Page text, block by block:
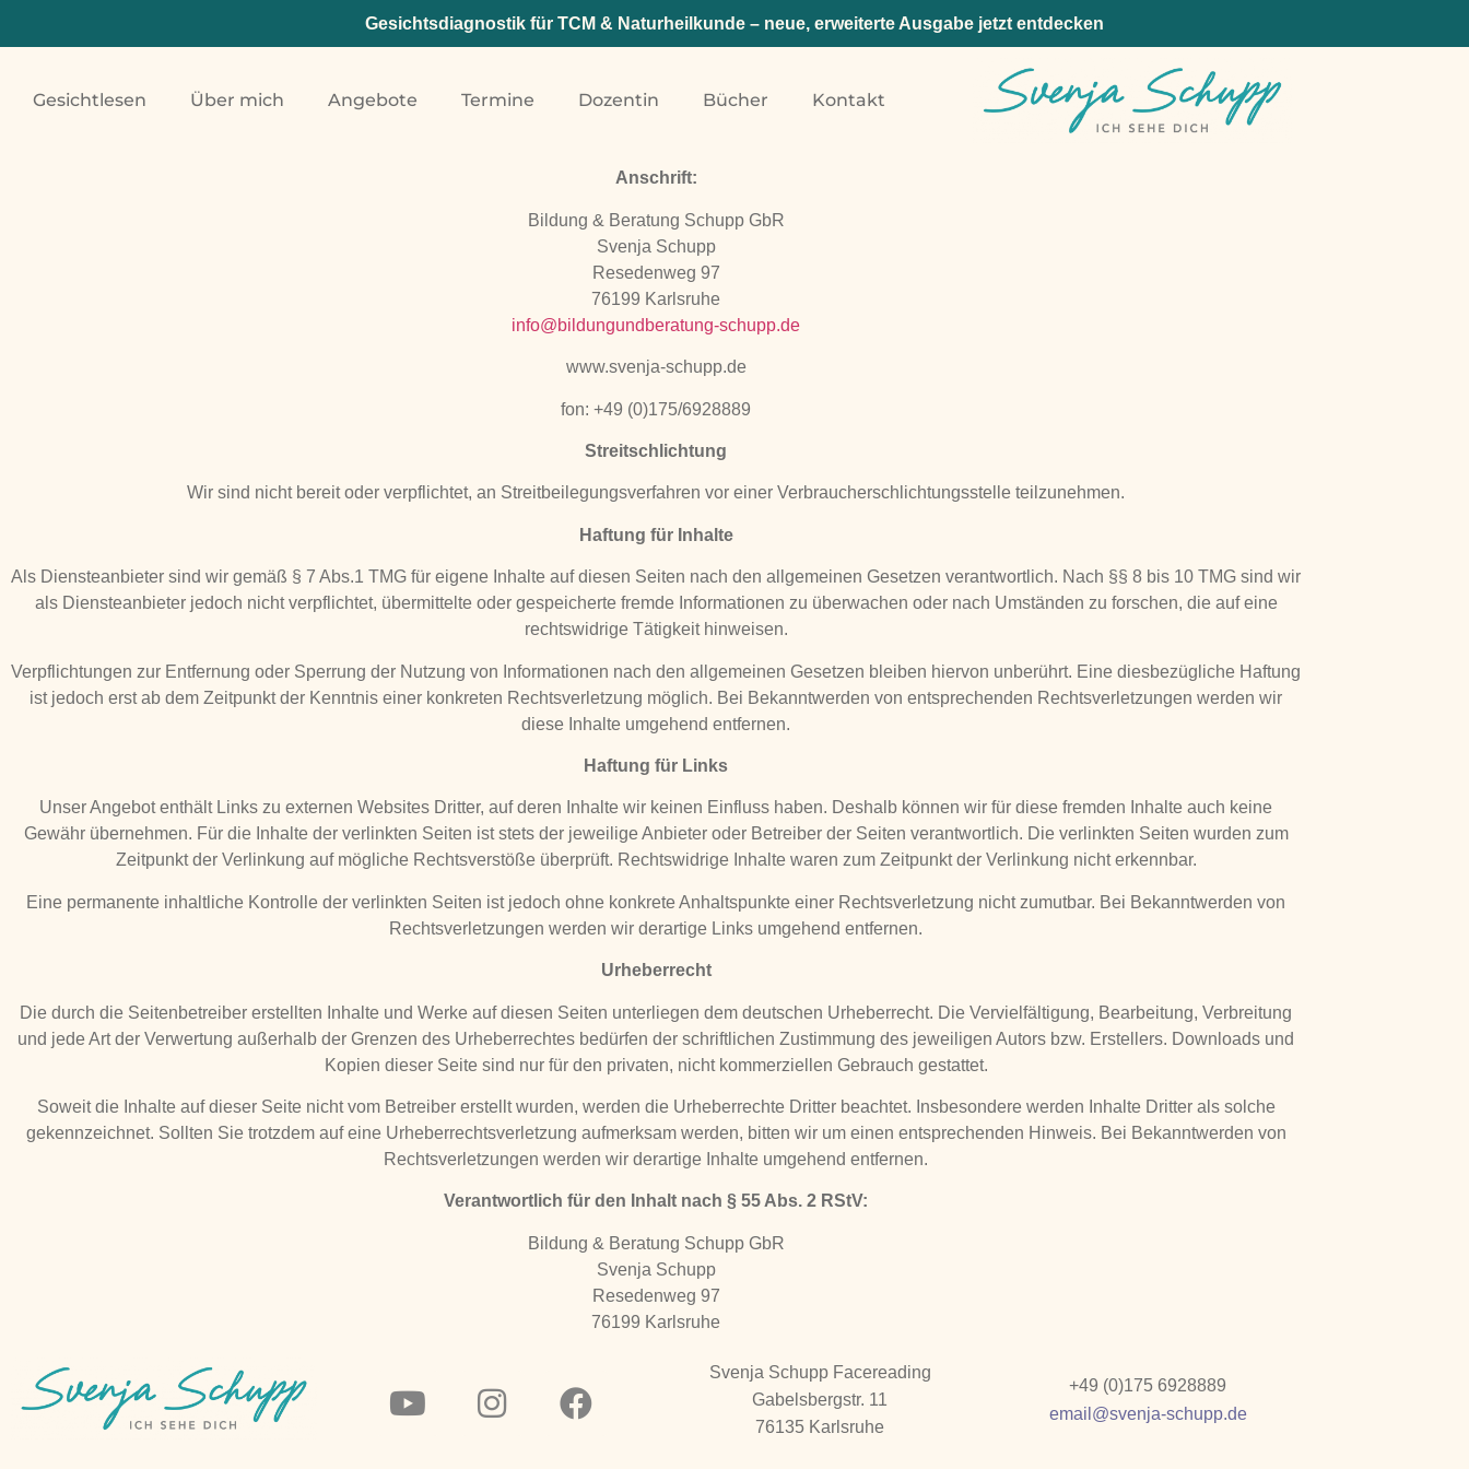
Gesichtsdiagnostik für TCM & Naturheilkunde – neue, erweiterte Ausgabe jetzt entdecken
Gesichtlesen Über mich Angebote Termine Dozentin Bücher Kontakt
Anschrift:
Bildung & Beratung Schupp GbR
Svenja Schupp
Resedenweg 97
76199 Karlsruhe
info@bildungundberatung-schupp.de
www.svenja-schupp.de
fon: +49 (0)175/6928889
Streitschlichtung
Wir sind nicht bereit oder verpflichtet, an Streitbeilegungsverfahren vor einer Verbraucherschlichtungsstelle teilzunehmen.
Haftung für Inhalte
Als Diensteanbieter sind wir gemäß § 7 Abs.1 TMG für eigene Inhalte auf diesen Seiten nach den allgemeinen Gesetzen verantwortlich. Nach §§ 8 bis 10 TMG sind wir
als Diensteanbieter jedoch nicht verpflichtet, übermittelte oder gespeicherte fremde Informationen zu überwachen oder nach Umständen zu forschen, die auf eine
rechtswidrige Tätigkeit hinweisen.
Verpflichtungen zur Entfernung oder Sperrung der Nutzung von Informationen nach den allgemeinen Gesetzen bleiben hiervon unberührt. Eine diesbezügliche Haftung
ist jedoch erst ab dem Zeitpunkt der Kenntnis einer konkreten Rechtsverletzung möglich. Bei Bekanntwerden von entsprechenden Rechtsverletzungen werden wir
diese Inhalte umgehend entfernen.
Haftung für Links
Unser Angebot enthält Links zu externen Websites Dritter, auf deren Inhalte wir keinen Einfluss haben. Deshalb können wir für diese fremden Inhalte auch keine
Gewähr übernehmen. Für die Inhalte der verlinkten Seiten ist stets der jeweilige Anbieter oder Betreiber der Seiten verantwortlich. Die verlinkten Seiten wurden zum
Zeitpunkt der Verlinkung auf mögliche Rechtsverstöße überprüft. Rechtswidrige Inhalte waren zum Zeitpunkt der Verlinkung nicht erkennbar.
Eine permanente inhaltliche Kontrolle der verlinkten Seiten ist jedoch ohne konkrete Anhaltspunkte einer Rechtsverletzung nicht zumutbar. Bei Bekanntwerden von
Rechtsverletzungen werden wir derartige Links umgehend entfernen.
Urheberrecht
Die durch die Seitenbetreiber erstellten Inhalte und Werke auf diesen Seiten unterliegen dem deutschen Urheberrecht. Die Vervielfältigung, Bearbeitung, Verbreitung
und jede Art der Verwertung außerhalb der Grenzen des Urheberrechtes bedürfen der schriftlichen Zustimmung des jeweiligen Autors bzw. Erstellers. Downloads und
Kopien dieser Seite sind nur für den privaten, nicht kommerziellen Gebrauch gestattet.
Soweit die Inhalte auf dieser Seite nicht vom Betreiber erstellt wurden, werden die Urheberrechte Dritter beachtet. Insbesondere werden Inhalte Dritter als solche
gekennzeichnet. Sollten Sie trotzdem auf eine Urheberrechtsverletzung aufmerksam werden, bitten wir um einen entsprechenden Hinweis. Bei Bekanntwerden von
Rechtsverletzungen werden wir derartige Inhalte umgehend entfernen.
Verantwortlich für den Inhalt nach § 55 Abs. 2 RStV:
Bildung & Beratung Schupp GbR
Svenja Schupp
Resedenweg 97
76199 Karlsruhe
Svenja Schupp Facereading
Gabelsbergstr. 11
76135 Karlsruhe
+49 (0)175 6928889
email@svenja-schupp.de